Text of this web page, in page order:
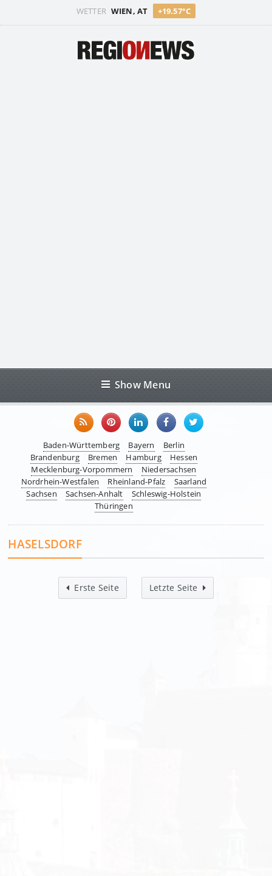
WETTER WIEN, AT +19.57°C
Show Menu
Baden-Württemberg Bayern
Berlin
Brandenburg
Bremen Hamburg
Hessen
Mecklenburg-Vorpommern
Niedersachsen
Nordrhein-Westfalen
Rheinland-Pfalz
Saarland
Sachsen
Sachsen-Anhalt
Schleswig-Holstein
Thüringen
HASELSDORF
Erste Seite Letzte Seite